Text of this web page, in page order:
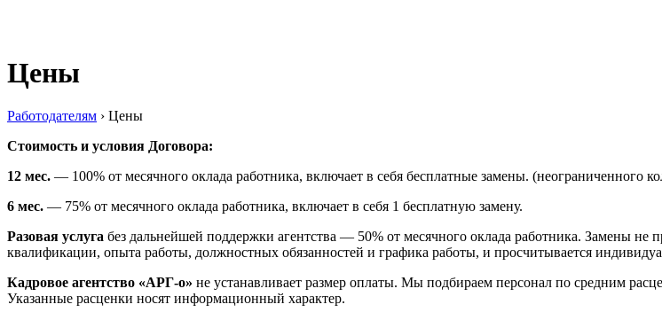
Цены
Работодателям › Цены
Стоимость и условия Договора:
12 мес. — 100% от месячного оклада работника, включает в себя бесплатные замены. (неограниченного
6 мес. — 75% от месячного оклада работника, включает в себя 1 бесплатную замену.
Разовая услуга без дальнейшей поддержки агентства — 50% от месячного оклада работника. Замены не
квалификации, опыта работы, должностных обязанностей и графика работы, и просчитывается
Кадровое агентство «АРГ-о» не устанавливает размер оплаты. Мы подбираем персонал по средним
Указанные расценки носят информационный характер.